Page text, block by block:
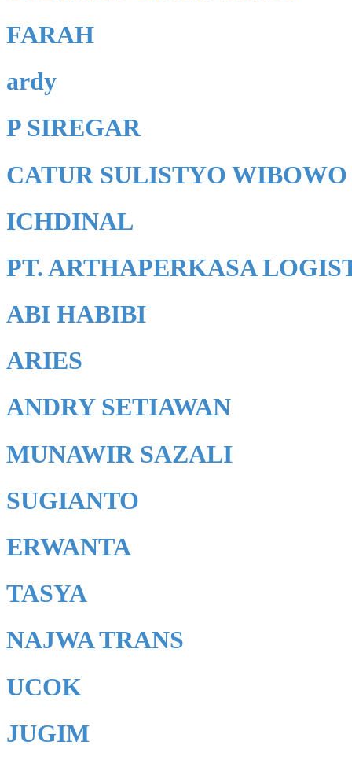
FARAH
ardy
P SIREGAR
CATUR SULISTYO WIBOWO
ICHDINAL
PT. ARTHAPERKASA
ABI HABIBI
ARIES
ANDRY SETIAWAN
MUNAWIR SAZALI
SUGIANTO
ERWANTA
TASYA
NAJWA TRANS
UCOK
JUGIM